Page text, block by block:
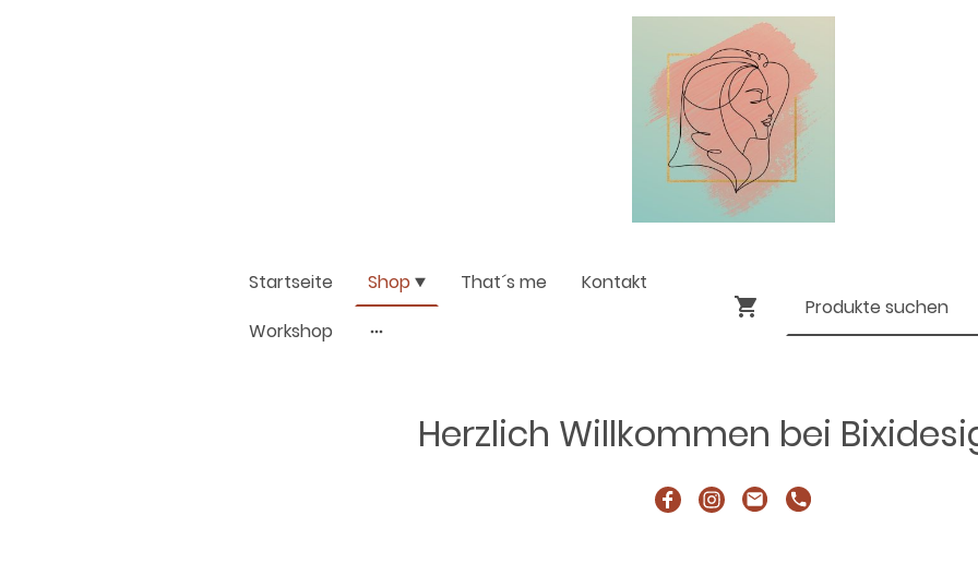
Startseite Shop That´s me
Kontakt
Workshop
Herzlich Willkommen bei